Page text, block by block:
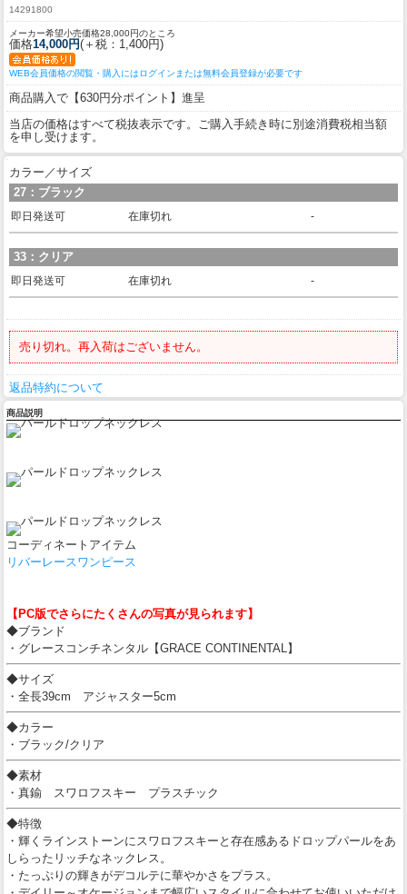
14291800
メーカー希望小売価格28,000円のところ
価格14,000円(＋税：1,400円)
WEB会員価格の閲覧・購入にはログインまたは無料会員登録が必要です
商品購入で【630円分ポイント】進呈
当店の価格はすべて税抜表示です。ご購入手続き時に別途消費税相当額
を申し受けます。
カラー／サイズ
27：ブラック
即日発送可 在庫切れ -
33：クリア
即日発送可 在庫切れ -
売り切れ。再入荷はございません。
返品特約について
商品説明
コーディネートアイテム
リバーレースワンピース
【PC版でさらにたくさんの写真が見られます】
◆ブランド
・グレースコンチネンタル【GRACE CONTINENTAL】
◆サイズ
・全長39cm アジャスター5cm
◆カラー
・ブラック/クリア
◆素材
・真鍮 スワロフスキー プラスチック
◆特徴
・輝くラインストーンにスワロフスキーと存在感あるドロップパールをあ
しらったリッチなネックレス。
・たっぷりの輝きがデコルテに華やかさをプラス。